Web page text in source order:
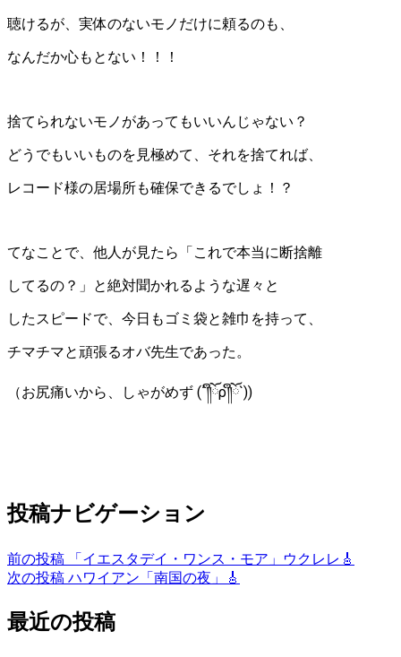
聴けるが、実体のないモノだけに頼るのも、
なんだか心もとない！！！
捨てられないモノがあってもいいんじゃない？
どうでもいいものを見極めて、それを捨てれば、
レコード様の居場所も確保できるでしょ！？
てなことで、他人が見たら「これで本当に断捨離
してるの？」と絶対聞かれるような遅々と
したスピードで、今日もゴミ袋と雑巾を持って、
チマチマと頑張るオバ先生であった。
（お尻痛いから、しゃがめず (´༎ຶོρ༎ຶོ`))
投稿ナビゲーション
前の投稿 「イエスタデイ・ワンス・モア」ウクレレ🎸
次の投稿 ハワイアン「南国の夜」🎸
最近の投稿